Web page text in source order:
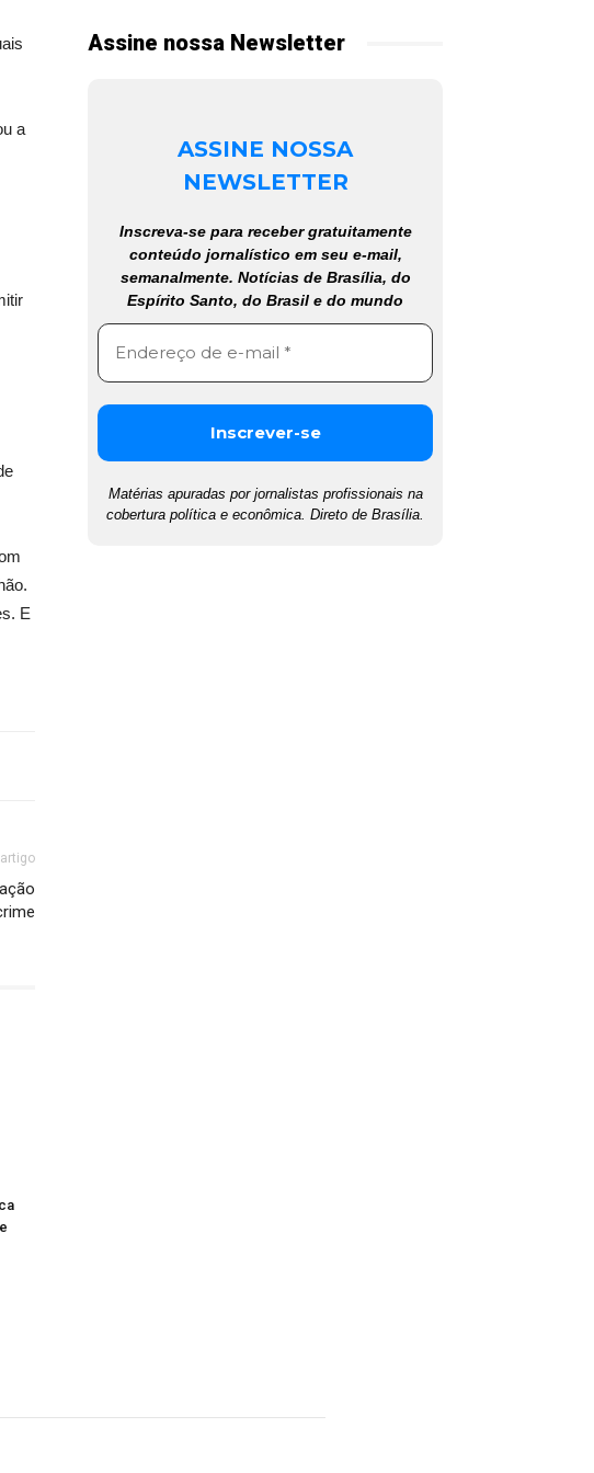
a
E
Assine nossa Newsletter
ASSINE NOSSA
NEWSLETTER
Inscreva-se para receber gratuitamente
conteúdo jornalístico em seu e-mail,
semanalmente. Notícias de Brasília, do
Espírito Santo, do Brasil e do mundo
Matérias apuradas por jornalistas profissionais na
cobertura política e econômica. Direto de Brasília.